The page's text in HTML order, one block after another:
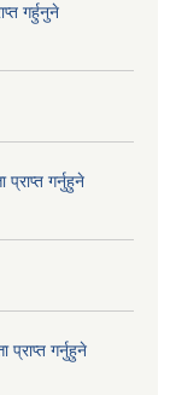
गर्हुनुने
गर्नुहुने
गर्नुहुने